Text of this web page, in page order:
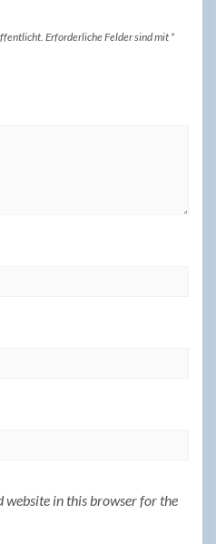
Erforderliche Felder sind mit *
website in this browser for the